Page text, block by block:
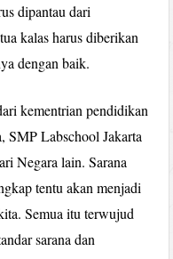
dipantau dari
kalas harus diberikan
dengan baik.
kementrian pendidikan
SMP Labschool Jakarta
Negara lain. Sarana
tentu akan menjadi
Semua itu terwujud
sarana dan